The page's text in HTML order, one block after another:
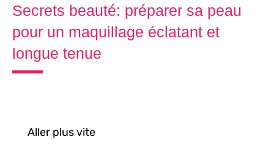
Secrets beauté: préparer sa peau
pour un maquillage éclatant et
longue tenue
Aller plus vite